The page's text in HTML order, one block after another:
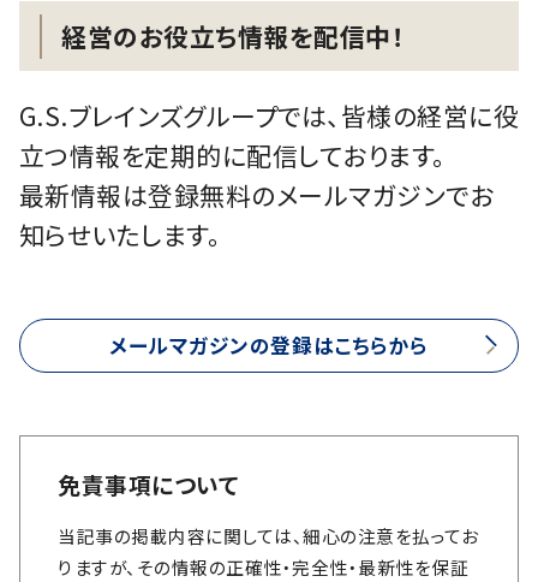
経営のお役立ち情報を配信中！
G.S.ブレインズグループでは、皆様の経営に役
立つ情報を定期的に配信しております。
最新情報は登録無料のメールマガジンでお
知らせいたします。
メールマガジンの登録はこちらから
免責事項について
当記事の掲載内容に関しては、細心の注意を払ってお
りますが、その情報の正確性・完全性・最新性を保証